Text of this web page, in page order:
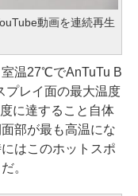
動画を連続再生
温27℃でAnTuTu B
プレイ面の最大温度
に達すること自体
部が最も高温にな
はこのホットスポ
。